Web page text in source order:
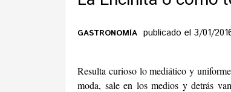
GASTRONOMÍA publicado el 3/01/
Resulta curioso lo mediático y
moda, sale en los medios y detrás